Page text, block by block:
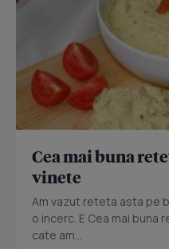
Cea mai buna
vinete
Am vazut reteta asta pe
o incerc. E Cea mai
cate am...